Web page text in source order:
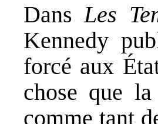
DansLes
Kennedy
forcé aux
chose que
comme tant